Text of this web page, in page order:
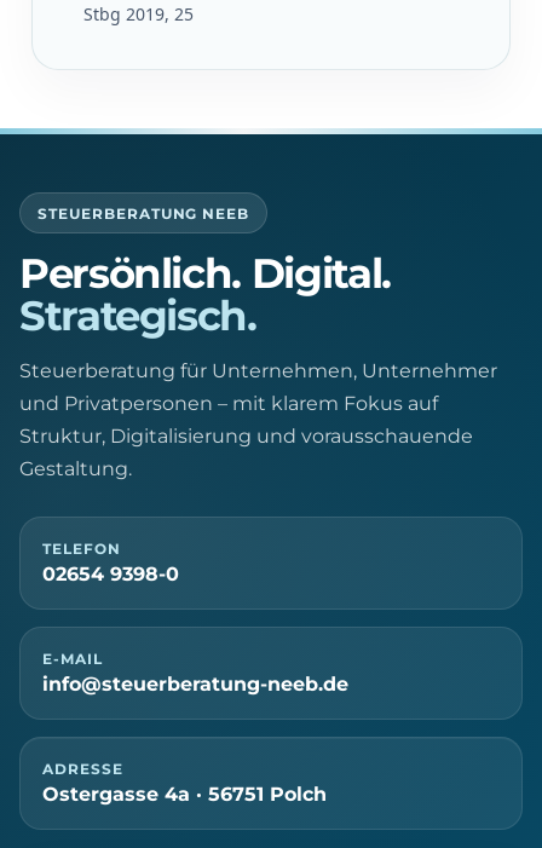
Stbg 2019, 25
STEUERBERATUNG NEEB
Persönlich. Digital.
Strategisch.
Steuerberatung für Unternehmen, Unternehmer
und Privatpersonen – mit klarem Fokus auf
Struktur, Digitalisierung und vorausschauende
Gestaltung.
TELEFON
02654 9398-0
E-MAIL
info@steuerberatung-neeb.de
ADRESSE
Ostergasse 4a · 56751 Polch